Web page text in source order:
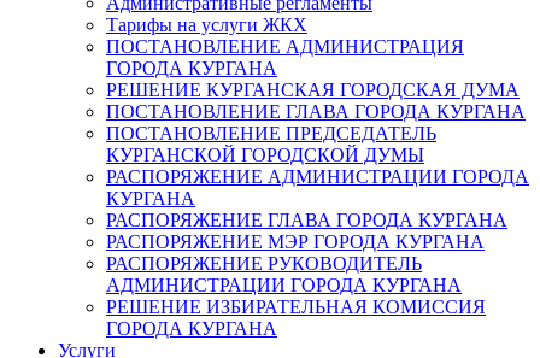
Тарифы на услуги ЖКХ
ПОСТАНОВЛЕНИЕ АДМИНИСТРАЦИЯ
ГОРОДА КУРГАНА
РЕШЕНИЕ КУРГАНСКАЯ ГОРОДСКАЯ ДУМА
ПОСТАНОВЛЕНИЕ ГЛАВА ГОРОДА КУРГАНА
ПОСТАНОВЛЕНИЕ ПРЕДСЕДАТЕЛЬ
КУРГАНСКОЙ ГОРОДСКОЙ ДУМЫ
РАСПОРЯЖЕНИЕ АДМИНИСТРАЦИИ ГОРОДА
КУРГАНА
РАСПОРЯЖЕНИЕ ГЛАВА ГОРОДА КУРГАНА
РАСПОРЯЖЕНИЕ МЭР ГОРОДА КУРГАНА
РАСПОРЯЖЕНИЕ РУКОВОДИТЕЛЬ
АДМИНИСТРАЦИИ ГОРОДА КУРГАНА
РЕШЕНИЕ ИЗБИРАТЕЛЬНАЯ КОМИССИЯ
ГОРОДА КУРГАНА
Услуги